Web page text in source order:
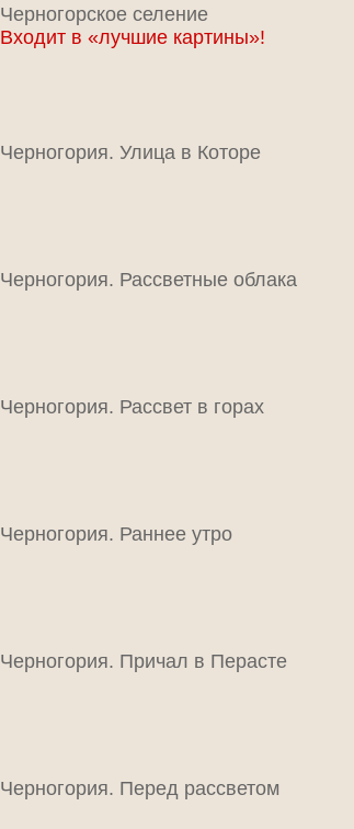
Черногорское селение
Входит в «лучшие картины»!
Черногория. Улица в Которе
Черногория. Рассветные облака
Черногория. Рассвет в горах
Черногория. Раннее утро
Черногория. Причал в Перасте
Черногория. Перед рассветом